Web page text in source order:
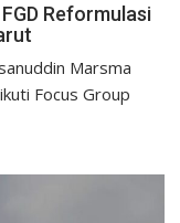
Reformulasi
Marsma
Focus Group